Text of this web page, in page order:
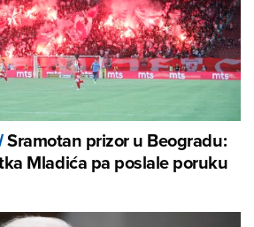
Sramotan prizor u Beogradu:
Mladića pa poslale poruku